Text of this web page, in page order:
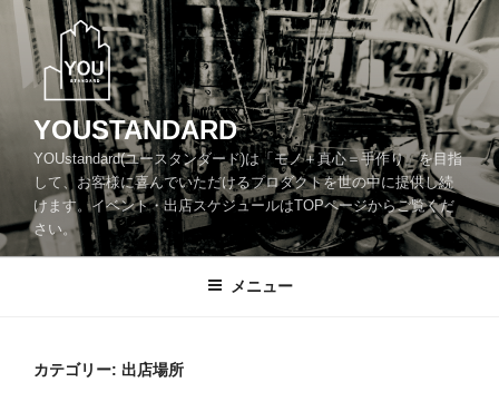
ッ
プ
YOUSTANDARD
YOUstandard(ユースタンダード)は「モノ＋真心＝手作り」を目指
して、お客様に喜んでいただけるプロダクトを世の中に提供し続
けます。イベント・出店スケジュールはTOPページからご覧くだ
さい。
メニュー
カテゴリー: 出店場所